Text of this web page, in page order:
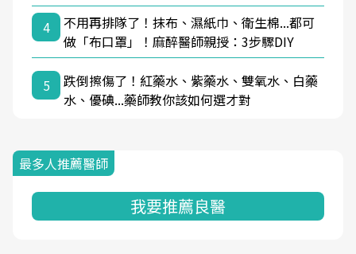
4
不用再排隊了！抹布、濕紙巾、衛生棉...都可
做「布口罩」！麻醉醫師親授：3步驟DIY
5
跌倒擦傷了！紅藥水、紫藥水、雙氧水、白藥
水、優碘...藥師教你該如何選才對
最多人推薦醫師
我要推薦良醫